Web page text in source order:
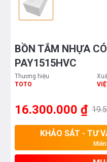
BỒN TẮM NHỰA
PAY1515HVC
Thương hiệu
TOTO
16.300.000 ₫
KHẢO SÁT - TƯ